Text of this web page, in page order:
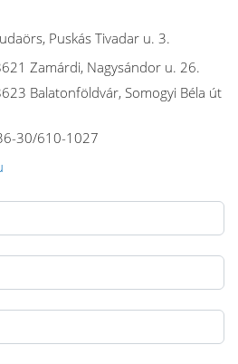
Puskás Tivadar u. 3.
Zamárdi, Nagysándor u. 26.
Balatonföldvár, Somogyi Béla út
30/610-1027